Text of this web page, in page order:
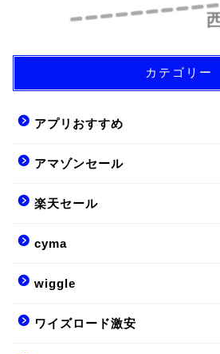
カテゴリー
アプリおすすめ
アマゾンセール
楽天セール
cyma
wiggle
ワイズロード激安